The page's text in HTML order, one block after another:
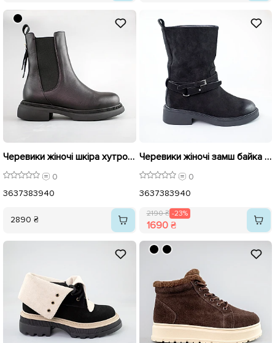
Черевики жіночі шкіра хутро 592733 Чорні
0
3637383940
2890 ₴
Черевики жіночі замш байка 592943 Чорні розпродаж
0
3637383940
2190 ₴ -23%
1690 ₴